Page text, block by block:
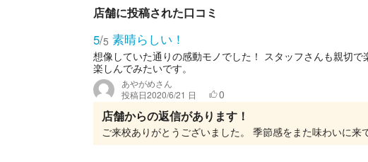
店舗に投稿された口コミ
5/5 素晴らしい！
想像していた通りの感動モノでした！ スタッフさんも親切
楽しんでみたいです。
あやがめさん
投稿日2020/6/21 日 0
店舗からの返信があります！